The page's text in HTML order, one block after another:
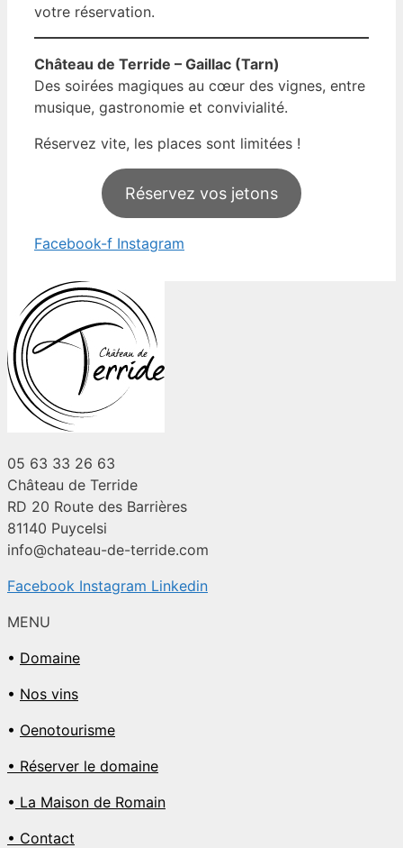
votre réservation.
Château de Terride – Gaillac (Tarn)
Des soirées magiques au cœur des vignes, entre
musique, gastronomie et convivialité.
Réservez vite, les places sont limitées !
Réservez vos jetons
Facebook-f Instagram
05 63 33 26 63
Château de Terride
RD 20 Route des Barrières
81140 Puycelsi
info@chateau-de-terride.com
Facebook Instagram Linkedin
MENU
• Domaine
• Nos vins
• Oenotourisme
• Réserver le domaine
• La Maison de Romain
• Contact